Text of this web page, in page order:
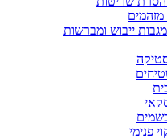
ייבוש ומברשות
פנימי